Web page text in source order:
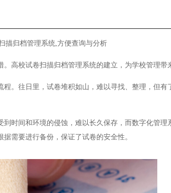
描归档管理系统,方便查询与分析
校试卷扫描归档管理系统的建立，为学校管理带
往日里，试卷堆积如山，难以寻找、整理，但有
间和环境的侵蚀，难以长久保存，而数字化管理
需要进行备份，保证了试卷的安全性。